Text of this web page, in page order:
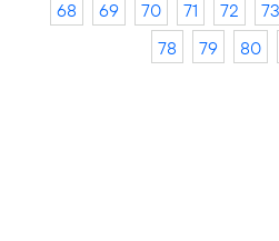
68 69 70 71 72 73
78
79 80